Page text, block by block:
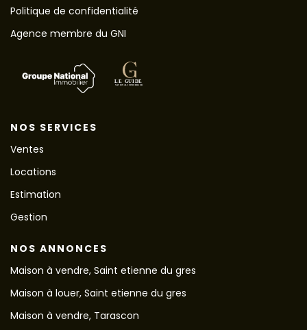
Politique de confidentialité
Agence membre du GNI
NOS SERVICES
Ventes
Locations
Estimation
Gestion
NOS ANNONCES
Maison à vendre, Saint etienne du gres
Maison à louer, Saint etienne du gres
Maison à vendre, Tarascon